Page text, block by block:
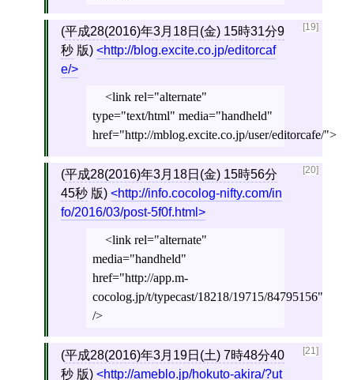
[19]
(平成28(2016)年3月18日(金) 15時31分9
秒版)
http://blog.excite.co.jp/editorcaf
e/
<link rel="alternate"
type="text/html" media="handheld"
href="http://mblog.excite.co.jp/user/editorcafe/">
[20]
(平成28(2016)年3月18日(金) 15時56分
45秒版)
http://info.cocolog-nifty.com/in
fo/2016/03/post-5f0f.html
<link rel="alternate"
media="handheld"
href="http://app.m-
cocolog.jp/t/typecast/18218/19715/84795156"
/>
[21]
(平成28(2016)年3月19日(土) 7時48分40
秒版) http://ameblo.jp/hokuto-akira/?ut